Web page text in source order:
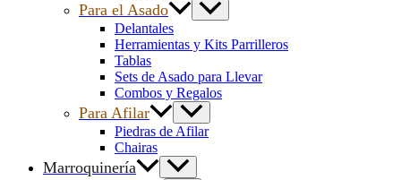
Para el Asado
Delantales
Herramientas y Kits Parrilleros
Tablas
Sets de Asado para Llevar
Combos y Regalos
Para Afilar
Piedras de Afilar
Chairas
Marroquinería